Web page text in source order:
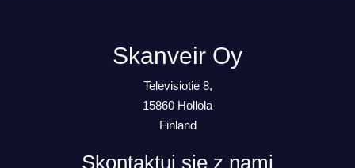
Skanveir Oy
Televisiotie 8,
15860 Hollola
Finland
Skontaktuj się z nami